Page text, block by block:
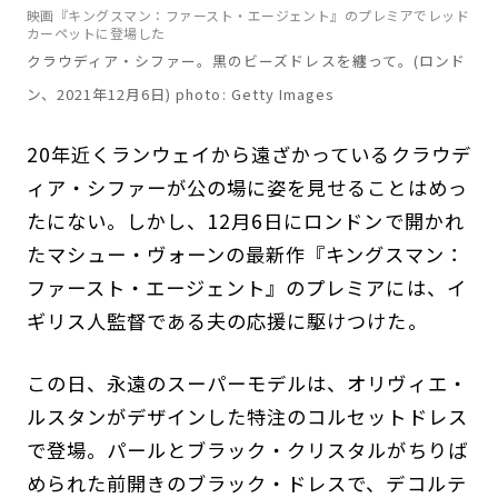
映画『キングスマン：ファースト・エージェント』のプレミアでレッド
カーペットに登場した
クラウディア・シファー。黒のビーズドレスを纏って。(ロンド
ン、2021年12月6日) photo: Getty Images
20年近くランウェイから遠ざかっているクラウデ
ィア・シファーが公の場に姿を見せることはめっ
たにない。しかし、12月6日にロンドンで開かれ
たマシュー・ヴォーンの最新作『キングスマン：
ファースト・エージェント』のプレミアには、イ
ギリス人監督である夫の応援に駆けつけた。
この日、永遠のスーパーモデルは、オリヴィエ・
ルスタンがデザインした特注のコルセットドレス
で登場。パールとブラック・クリスタルがちりば
められた前開きのブラック・ドレスで、デコルテ